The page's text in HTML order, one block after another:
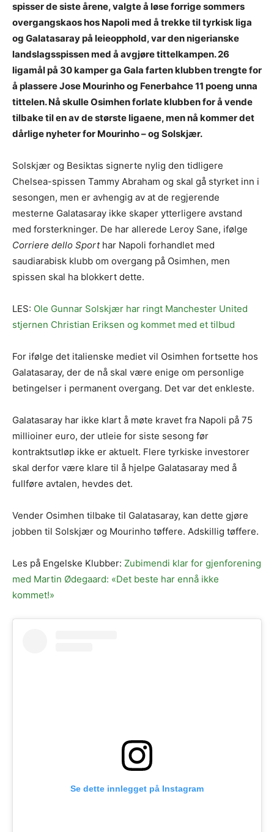
spisser de siste årene, valgte å løse forrige sommers
overgangskaos hos Napoli med å trekke til tyrkisk liga
og Galatasaray på leieopphold, var den nigerianske
landslagsspissen med å avgjøre tittelkampen. 26
ligamål på 30 kamper ga Gala farten klubben trengte for
å plassere Jose Mourinho og Fenerbahce 11 poeng unna
tittelen. Nå skulle Osimhen forlate klubben for å vende
tilbake til en av de største ligaene, men nå kommer det
dårlige nyheter for Mourinho – og Solskjær.
Solskjær og Besiktas signerte nylig den tidligere
Chelsea-spissen Tammy Abraham og skal gå styrket inn i
sesongen, men er avhengig av at de regjerende
mesterne Galatasaray ikke skaper ytterligere avstand
med forsterkninger. De har allerede Leroy Sane, ifølge
Corriere dello Sporthar Napoli forhandlet med
saudiarabisk klubb om overgang på Osimhen, men
spissen skal ha blokkert dette.
LES: Ole Gunnar Solskjær har ringt Manchester United
stjernen Christian Eriksen og kommet med et tilbud
For ifølge det italienske mediet vil Osimhen fortsette hos
Galatasaray, der de nå skal være enige om personlige
betingelser i permanent overgang. Det var det enkleste.
Galatasaray har ikke klart å møte kravet fra Napoli på 75
millioiner euro, der utleie for siste sesong før
kontraktsutløp ikke er aktuelt. Flere tyrkiske investorer
skal derfor være klare til å hjelpe Galatasaray med å
fullføre avtalen, hevdes det.
Vender Osimhen tilbake til Galatasaray, kan dette gjøre
jobben til Solskjær og Mourinho tøffere. Adskillig tøffere.
Les på Engelske Klubber: Zubimendi klar for gjenforening
med Martin Ødegaard: «Det beste har ennå ikke
kommet!»
Se dette innlegget på Instagram